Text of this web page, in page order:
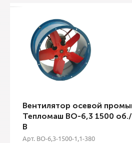
Вентилятор осевой
Тепломаш ВО-6,3 1500 об./
В
Арт. ВО-6,3-1500-1,1-380